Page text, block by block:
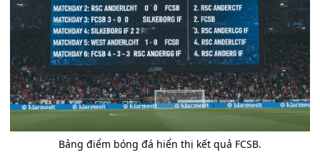
Bảng điểm bóng đá hiển thị kết quả FCSB.